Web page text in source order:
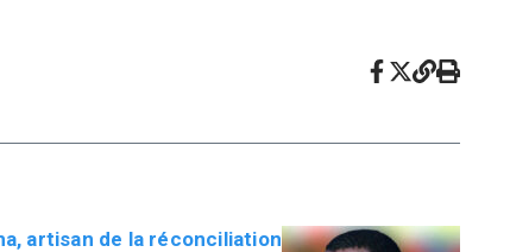
artisan de la réconciliation